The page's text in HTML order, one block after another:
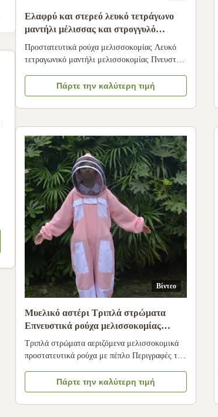
Ελαφρύ και στερεό λευκό τετράγωνο
μαντήλι μέλισσας και στρογγυλό
καπέλο για άνετα και αναπνευστικά
ρούχα μελισσοκομίας
Προστατευτικά ρούχα μελισσοκομίας Λευκό
τετραγωνικό μαντήλι μελισσοκομίας Πνευστό
μελισσοκόμους Περιγραφές του
μελισσοκομικού καπέλου: Το δημοφιλές
στρογγυλό μας καπέλο, ισχυρά δαχτυλίδια Το
Πάρτε την καλύτερη τιμή
Βίντεο
Μυελικό αστέρι Τριπλά στρώματα
Επνευστικά ρούχα μελισσοκομίας
Μυελικό ρούχο με πέπλο ροής αέρα
Τριπλά στρώματα αεριζόμενα μελισσοκομικά
προστατευτικά ρούχα με πέπλο Περιγραφές του
στρώματα υψηλής ποιότητας βαμβακιού και
πολυεστέρα, που επιτρέπουν στον αέρα να
κυκλοφορεί γύρω από το σώμα σας,
Πάρτε την καλύτερη τιμή